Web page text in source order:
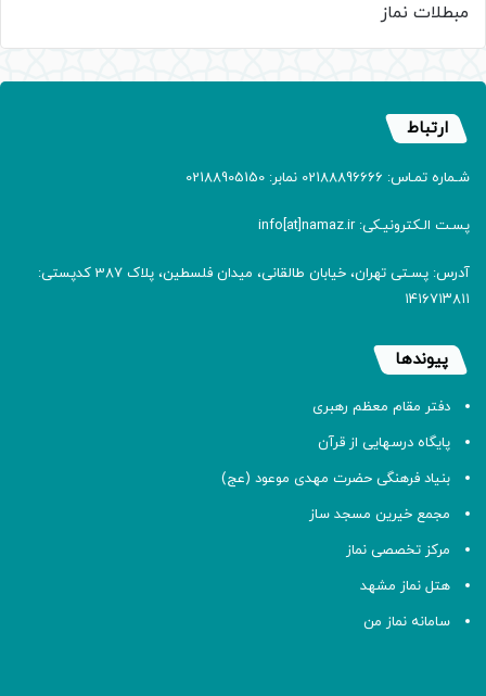
مبطلات نماز
ارتباط
شـماره تمـاس: 02188896666 نمابر: 02188905150
پسـت الـکترونیـکی: info[at]namaz.ir
آدرس: پسـتی تهران، خیابان طالقانی، میدان فلسطین، پلاک 387 کدپستی:
۱۴۱۶۷۱۳۸۱۱
پیوندها
دفتر مقام معظم رهبری
پایگاه درسهایی از قرآن
بنیاد فرهنگی حضرت مهدی موعود (عج)
مجمع خیرین مسجد ساز
مرکز تخصصی نماز
هتل نماز مشهد
سامانه نماز من